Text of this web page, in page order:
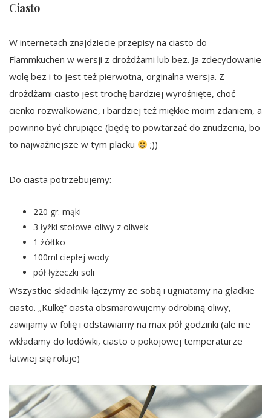
Ciasto
W internetach znajdziecie przepisy na ciasto do
Flammkuchen w wersji z drożdżami lub bez. Ja zdecydowanie
wolę bez i to jest też pierwotna, orginalna wersja. Z
drożdżami ciasto jest trochę bardziej wyrośnięte, choć
cienko rozwałkowane, i bardziej też miękkie moim zdaniem, a
powinno być chrupiące (będę to powtarzać do znudzenia, bo
to najważniejsze w tym placku
;))
Do ciasta potrzebujemy:
220 gr. mąki
3 łyżki stołowe oliwy z oliwek
1 żółtko
100ml ciepłej wody
pół łyżeczki soli
Wszystkie składniki łączymy ze sobą i ugniatamy na gładkie
ciasto. „Kulkę” ciasta obsmarowujemy odrobiną oliwy,
zawijamy w folię i odstawiamy na max pół godzinki (ale nie
wkładamy do lodówki, ciasto o pokojowej temperaturze
łatwiej się roluje)